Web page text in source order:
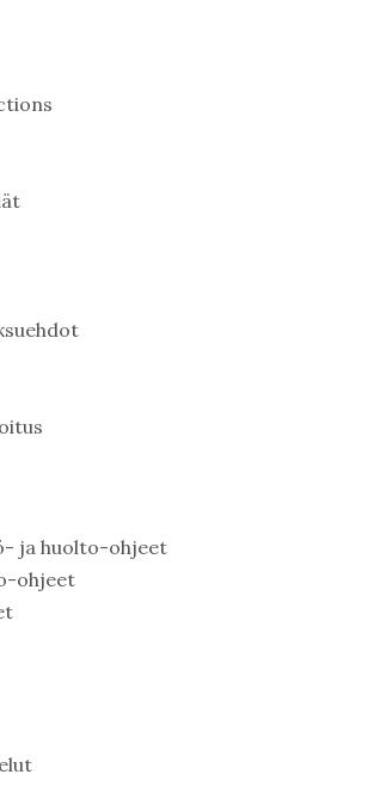
ja huolto-ohjeet
ohjeet